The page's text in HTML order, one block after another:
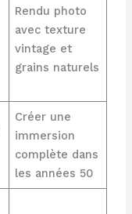
Rendu photo
avec texture
vintage et
grains naturels
Créer une
immersion
complète dans
les années 50